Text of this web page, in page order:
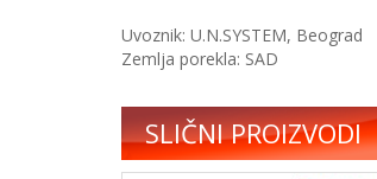
Uvoznik: U.N.SYSTEM, Beograd
Zemlja porekla: SAD
SLIČNI PROIZVODI